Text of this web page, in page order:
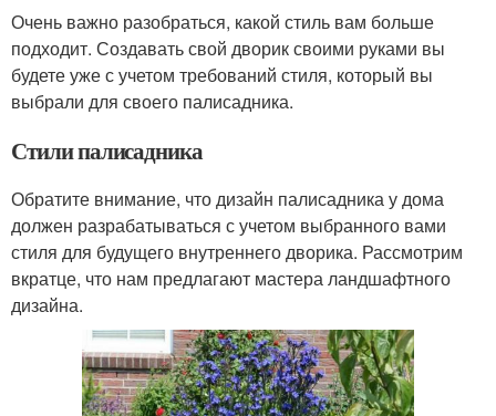
Очень важно разобраться, какой стиль вам больше
подходит. Создавать свой дворик своими руками вы
будете уже с учетом требований стиля, который вы
выбрали для своего палисадника.
Стили палисадника
Обратите внимание, что дизайн палисадника у дома
должен разрабатываться с учетом выбранного вами
стиля для будущего внутреннего дворика. Рассмотрим
вкратце, что нам предлагают мастера ландшафтного
дизайна.